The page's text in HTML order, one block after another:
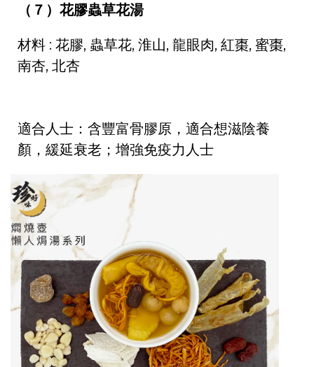
（７）花膠蟲草花湯
材料 : 花膠, 蟲草花, 淮山, 龍眼肉, 紅棗, 蜜棗,
南杏, 北杏
適合人士：含豐富骨膠原，適合想滋陰養
顏，緩延衰老；增強免疫力人士